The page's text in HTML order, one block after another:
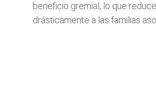
beneficio gremial, lo que
drásticamente a las familias